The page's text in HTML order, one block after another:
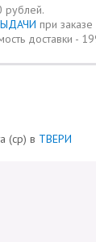
рублей.
при
доставки -
(ср) в ТВЕРИ